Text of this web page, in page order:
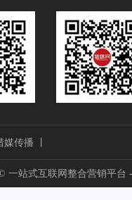
媒传播
一站式互联网整合营销平